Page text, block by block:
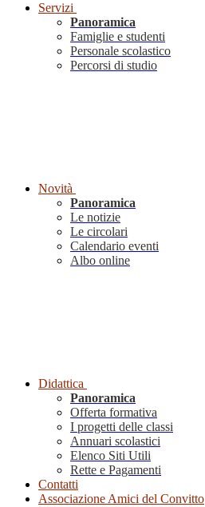
Servizi
Panoramica
Famiglie e studenti
Personale scolastico
Percorsi di studio
Novità
Panoramica
Le notizie
Le circolari
Calendario eventi
Albo online
Didattica
Panoramica
Offerta formativa
I progetti delle classi
Annuari scolastici
Elenco Siti Utili
Rette e Pagamenti
Contatti
Associazione Amici del Convitto